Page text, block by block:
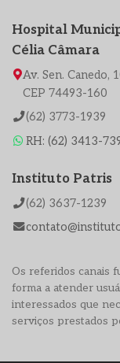
Hospital
Célia Câmara
Av. Sen. Canedo,
CEP 74493-160
(62) 3773-1939
RH: (62) 3413-
Instituto Patris
(62) 3637-1239
Os referidos canais
forma a atender
interessados que
serviços prestados